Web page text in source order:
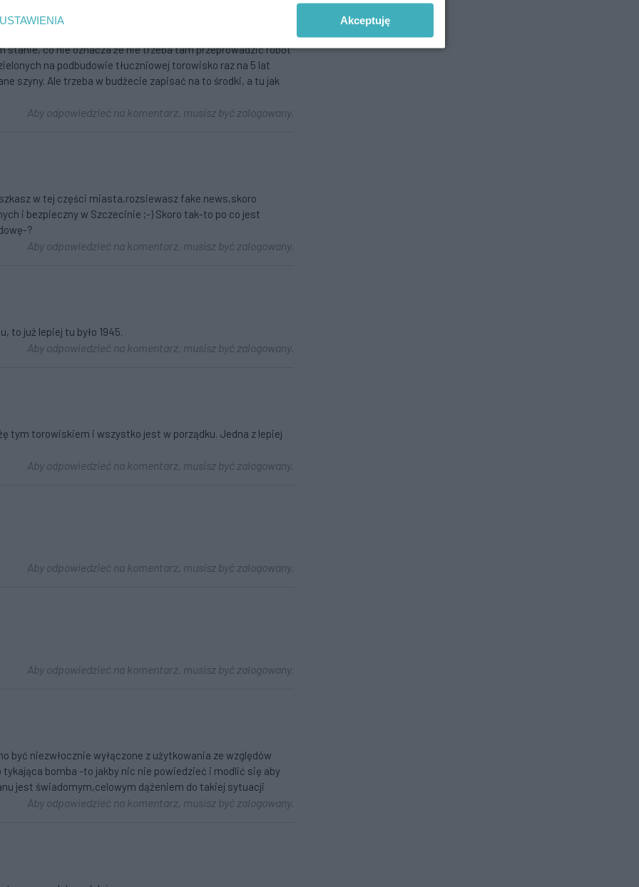
Kolna i ciągu aż do Gocławia oraz ul. Matejki od Piłsudskiego
stanie, co nie oznacza że nie trzeba tam przeprowadzić robót
na podbudowie tłuczniowej torowisko raz na 5 lat
szyny. Ale trzeba w budżecie zapisać na to środki, a tu jak
Aby odpowiedzieć na komentarz, musisz być zalogowany.
w tej części miasta,rozsiewasz fake news,skoro
i bezpieczny w Szczecinie ;-) Skoro tak-to po co jest
?
Aby odpowiedzieć na komentarz, musisz być zalogowany.
to już lepiej tu było 1945.
Aby odpowiedzieć na komentarz, musisz być zalogowany.
tym torowiskiem i wszystko jest w porządku. Jedna z lepiej
Aby odpowiedzieć na komentarz, musisz być zalogowany.
Aby odpowiedzieć na komentarz, musisz być zalogowany.
Aby odpowiedzieć na komentarz, musisz być zalogowany.
być niezwłocznie wyłączone z użytkowania ze względów
bomba -to jakby nic nie powiedzieć i modlić się aby
jest świadomym,celowym dążeniem do takiej sytuacji
Aby odpowiedzieć na komentarz, musisz być zalogowany.
USTAWIENIA Akceptuję